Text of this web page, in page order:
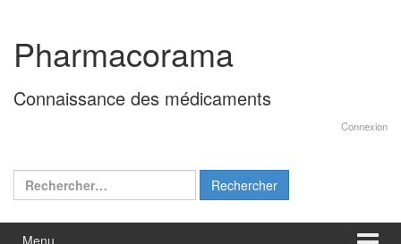
contenu
menu
principal
Pharmacorama
Connaissance des médicaments
Connexion
Rechercher :